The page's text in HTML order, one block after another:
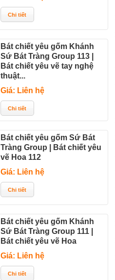
Bát chiết yêu gốm Khánh
Sứ Bát Tràng Group 113 |
Bát chiết yêu vẽ tay nghệ
thuật...
Giá: Liên hệ
Bát chiết yêu gốm Sứ Bát
Tràng Group | Bát chiết yêu
vẽ Hoa 112
Giá: Liên hệ
Bát chiết yêu gốm Khánh
Sứ Bát Tràng Group 111 |
Bát chiết yêu vẽ Hoa
Giá: Liên hệ